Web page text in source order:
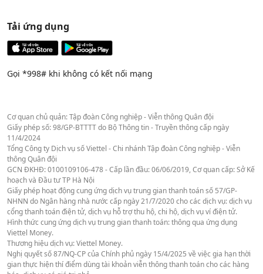
Tải ứng dụng
Gọi *998# khi không có kết nối mạng
Cơ quan chủ quản: Tập đoàn Công nghiệp - Viễn thông Quân đội
Giấy phép số: 98/GP-BTTTT do Bộ Thông tin - Truyền thông cấp ngày
11/4/2024
Tổng Công ty Dịch vụ số Viettel - Chi nhánh Tập đoàn Công nghiệp - Viễn
thông Quân đội
GCN ĐKHĐ: 0100109106-478 - Cấp lần đầu: 06/06/2019, Cơ quan cấp: Sở Kế
hoạch và Đầu tư TP Hà Nội
Giấy phép hoạt động cung ứng dịch vụ trung gian thanh toán số 57/GP-
NHNN do Ngân hàng nhà nước cấp ngày 21/7/2020 cho các dịch vụ: dịch vụ
cổng thanh toán điện tử, dịch vụ hỗ trợ thu hộ, chi hộ, dịch vụ ví điện tử.
Hình thức cung ứng dịch vụ trung gian thanh toán: thông qua ứng dụng
Viettel Money.
Thương hiệu dịch vụ: Viettel Money.
Nghị quyết số 87/NQ-CP của Chính phủ ngày 15/4/2025 về việc gia hạn thời
gian thực hiện thí điểm dùng tài khoản viễn thông thanh toán cho các hàng